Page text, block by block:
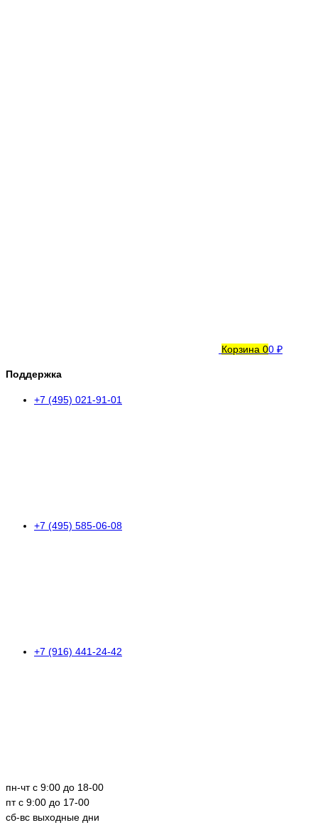
Корзина 00 ₽
Поддержка
+7 (495) 021-91-01
+7 (495) 585-06-08
+7 (916) 441-24-42
пн-чт с 9:00 до 18-00
пт с 9:00 до 17-00
сб-вс выходные дни